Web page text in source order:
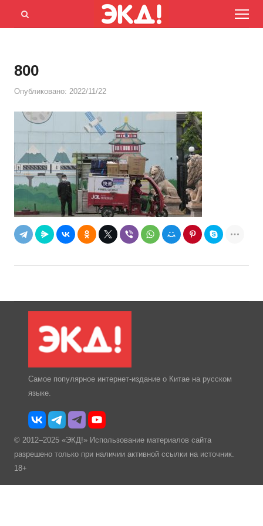
Menu
Открыть
800
Опубликовано: 2022/11/22
Самое популярное интернет-издание о Китае на русском
языке.
© 2012–2025 «ЭКД!» Использование материалов сайта
разрешено только при наличии активной ссылки на источник.
18+